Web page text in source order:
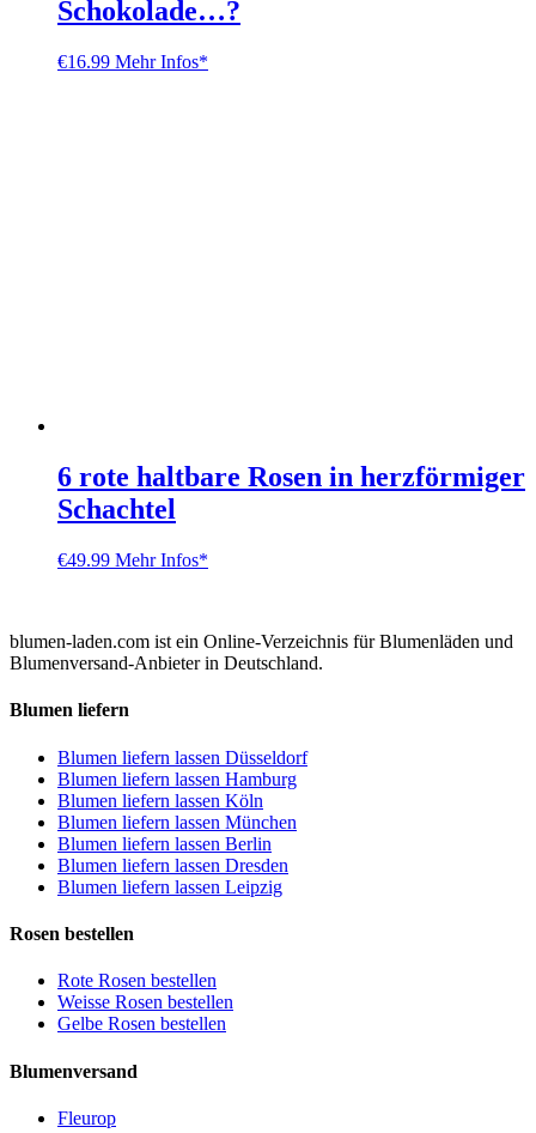
Schokolade…?
€16.99 Mehr Infos*
6 rote haltbare Rosen in herzförmiger
Schachtel
€49.99 Mehr Infos*
blumen-laden.com ist ein Online-Verzeichnis für Blumenläden und
Blumenversand-Anbieter in Deutschland.
Blumen liefern
Blumen liefern lassen Düsseldorf
Blumen liefern lassen Hamburg
Blumen liefern lassen Köln
Blumen liefern lassen München
Blumen liefern lassen Berlin
Blumen liefern lassen Dresden
Blumen liefern lassen Leipzig
Rosen bestellen
Rote Rosen bestellen
Weisse Rosen bestellen
Gelbe Rosen bestellen
Blumenversand
Fleurop